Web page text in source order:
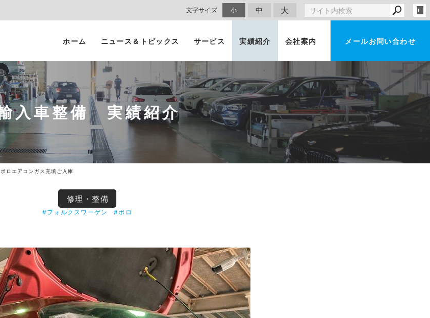
文字サイズ 小 中 大
ホーム ニュース＆トピックス サービス 実績紹介 会社案内 メールお問い合わせ
入車整備 実績紹介
ロエアコンガス充填ご入庫
修理・整備
#フォルクスワーゲン #ポロ